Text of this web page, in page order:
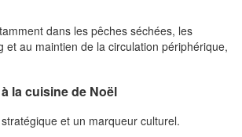
dans les pêches séchées, les
au maintien de la circulation périphérique,
la cuisine de Noël
et un marqueur culturel.